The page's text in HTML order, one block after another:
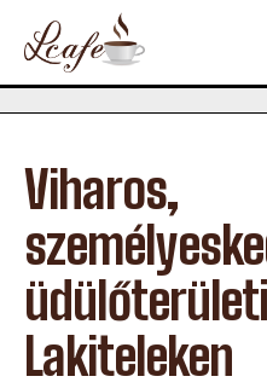
Viharos,
Lakiteleken